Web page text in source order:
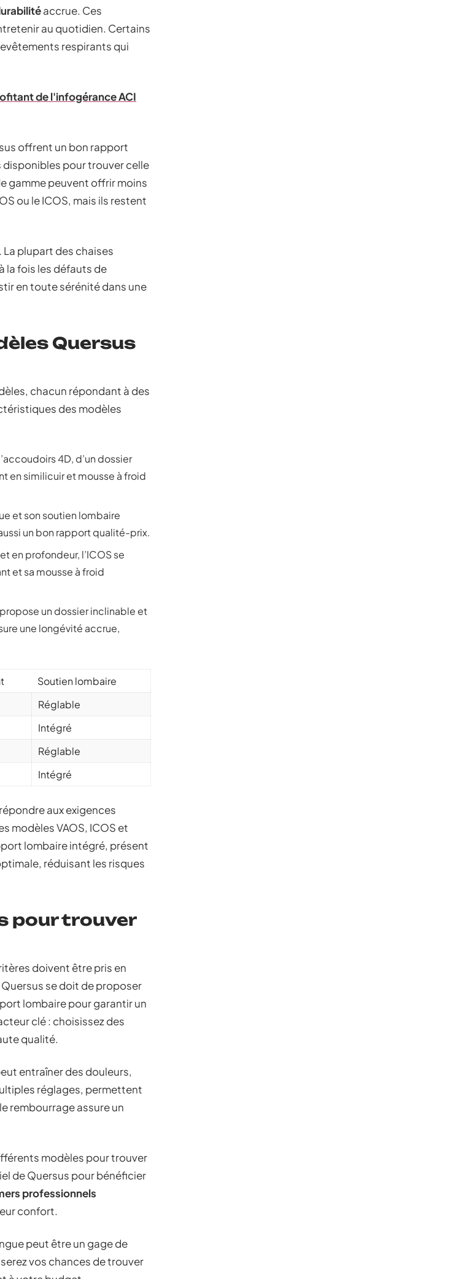
accrue. Ces
au quotidien. Certains
respirants qui
de l'infogérance ACI
offrent un bon rapport
disponibles pour trouver celle
gamme peuvent offrir moins
ou le ICOS, mais ils restent
plupart des chaises
la fois les défauts de
en toute sérénité dans une
Quersus
chacun répondant à des
des modèles
4D, d’un dossier
en similicuir et mousse à froid
et son soutien lombaire
un bon rapport qualité-prix.
en profondeur, l’ICOS se
et sa mousse à froid
un dossier inclinable et
une longévité accrue,
Soutien lombaire
Réglable
Intégré
Réglable
Intégré
aux exigences
modèles VAOS, ICOS et
lombaire intégré, présent
réduisant les risques
pour trouver
doivent être pris en
se doit de proposer
lombaire pour garantir un
clé : choisissez des
qualité.
entraîner des douleurs,
réglages, permettent
rembourrage assure un
modèles pour trouver
de Quersus pour bénéficier
professionnels
confort.
peut être un gage de
vos chances de trouver